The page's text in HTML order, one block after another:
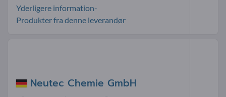
Yderligere information-
Produkter fra denne leverandør
Neutec Chemie GmbH